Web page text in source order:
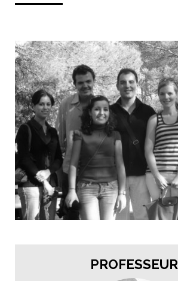
PROFESSEUR